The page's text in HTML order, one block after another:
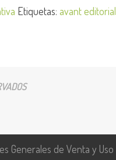
Etiquetas: avant editorial
Generales de Venta y Uso